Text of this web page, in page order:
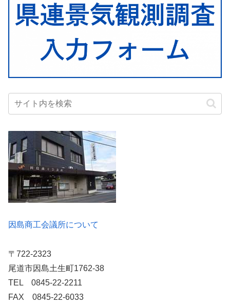
因島商工会議所について
〒722-2323
尾道市因島土生町1762-38
TEL 0845-22-2211
FAX 0845-22-6033